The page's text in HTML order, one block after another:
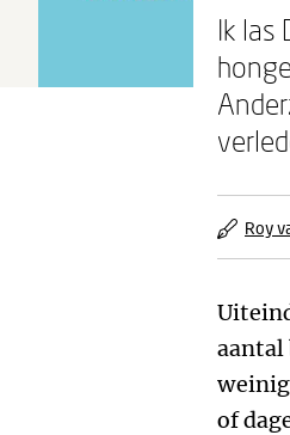
Ik las
Roy
aantal
of